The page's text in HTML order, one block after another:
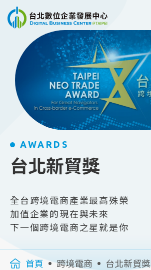
跳到主要內容
AWARDS
台北新貿獎
全台跨境電商產業最高殊榮
加值企業的現在與未來
下一個跨境電商之星就是你
首頁 跨境電商 台北新貿獎